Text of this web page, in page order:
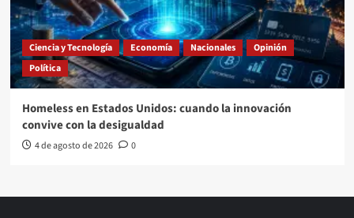
Ciencia y Tecnología Economía Nacionales
Opinión
Política
Homeless en Estados Unidos: cuando la innovación
convive con la desigualdad
4 de agosto de 2026 0